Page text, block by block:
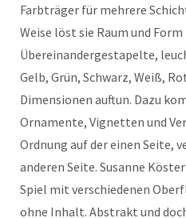
Farbträger für mehrere
Weise löst sie Raum und Form
Übereinandergestapelte,
Gelb, Grün, Schwarz, Weiß,
Dimensionen auftun. Dazu
Ornamente, Vignetten und
Ordnung auf der einen Seite,
anderen Seite. Susanne
Spiel mit verschiedenen
ohne Inhalt. Abstrakt und